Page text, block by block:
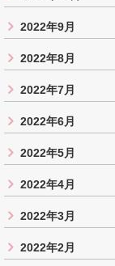
2022年9月
2022年8月
2022年7月
2022年6月
2022年5月
2022年4月
2022年3月
2022年2月